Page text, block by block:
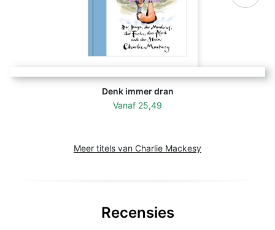
Denk immer dran
Vanaf 25,49
Meer titels van Charlie Mackesy
Recensies